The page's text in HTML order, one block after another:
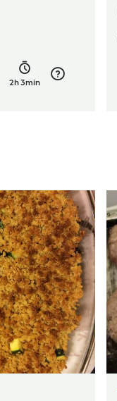
2h 3min